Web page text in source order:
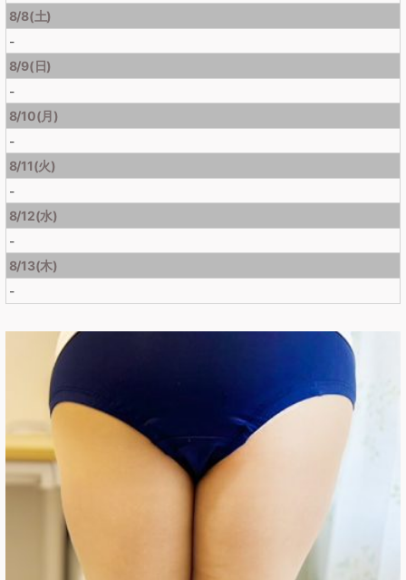
8/8(土)
-
8/9(日)
-
8/10(月)
-
8/11(火)
-
8/12(水)
-
8/13(木)
-